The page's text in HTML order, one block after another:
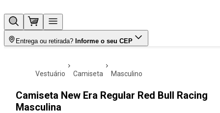
Entrega ou retirada? Informe o seu CEP
vestuário camiseta masculino
Camiseta New Era Regular Red Bull Racing
Masculina